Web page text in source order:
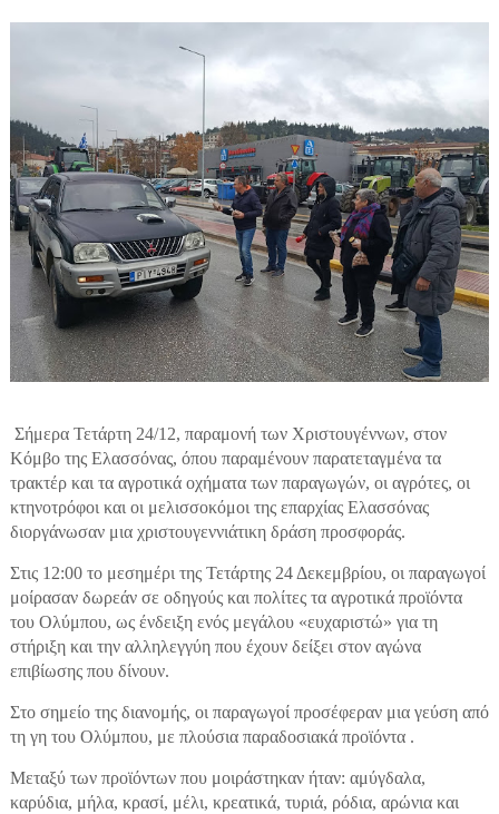
Σήμερα Τετάρτη 24/12, παραμονή των Χριστουγέννων, στον
Κόμβο της Ελασσόνας, όπου παραμένουν παρατεταγμένα τα
τρακτέρ και τα αγροτικά οχήματα των παραγωγών, οι αγρότες, οι
κτηνοτρόφοι και οι μελισσοκόμοι της επαρχίας Ελασσόνας
διοργάνωσαν μια χριστουγεννιάτικη δράση προσφοράς.
Στις 12:00 το μεσημέρι της Τετάρτης 24 Δεκεμβρίου, οι παραγωγοί
μοίρασαν δωρεάν σε οδηγούς και πολίτες τα αγροτικά προϊόντα
του Ολύμπου, ως ένδειξη ενός μεγάλου «ευχαριστώ» για τη
στήριξη και την αλληλεγγύη που έχουν δείξει στον αγώνα
επιβίωσης που δίνουν.
Στο σημείο της διανομής, οι παραγωγοί προσέφεραν μια γεύση από
τη γη του Ολύμπου, με πλούσια παραδοσιακά προϊόντα .
Μεταξύ των προϊόντων που μοιράστηκαν ήταν: αμύγδαλα,
καρύδια, μήλα, κρασί, μέλι, κρεατικά, τυριά, ρόδια, αρώνια και